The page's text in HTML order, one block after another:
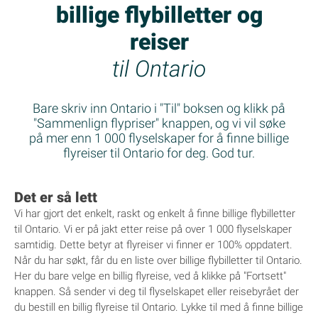
billige flybilletter og
reiser
til Ontario
Bare skriv inn Ontario i "Til" boksen og klikk på
"Sammenlign flypriser" knappen, og vi vil søke
på mer enn 1 000 flyselskaper for å finne billige
flyreiser til Ontario for deg. God tur.
Det er så lett
Vi har gjort det enkelt, raskt og enkelt å finne billige flybilletter
til Ontario. Vi er på jakt etter reise på over 1 000 flyselskaper
samtidig. Dette betyr at flyreiser vi finner er 100% oppdatert.
Når du har søkt, får du en liste over billige flybilletter til Ontario.
Her du bare velge en billig flyreise, ved å klikke på "Fortsett"
knappen. Så sender vi deg til flyselskapet eller reisebyrået der
du bestill en billig flyreise til Ontario. Lykke til med å finne billige